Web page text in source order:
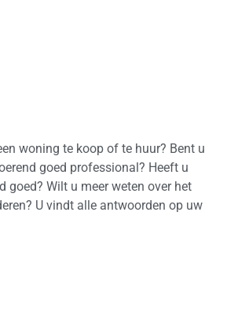
woning te koop of te huur? Bent u
goed professional? Heeft u
goed? Wilt u meer weten over het
U vindt alle antwoorden op uw